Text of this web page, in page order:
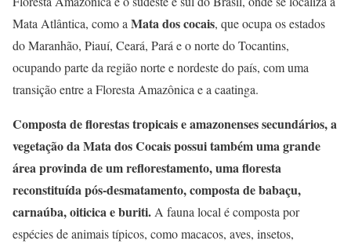
Mata Atlântica, como a Mata dos cocais, que ocupa os estados
do Maranhão, Piauí, Ceará, Pará e o norte do Tocantins,
ocupando parte da região norte e nordeste do país, com uma
transição entre a Floresta Amazônica e a caatinga.
Composta de florestas tropicais e amazonenses secundários, a
vegetação da Mata dos Cocais possui também uma grande
área provinda de um reflorestamento, uma floresta
reconstituída pós-desmatamento, composta de babaçu,
carnaúba, oiticica e buriti. A fauna local é composta por
espécies de animais típicos, como macacos, aves, insetos,